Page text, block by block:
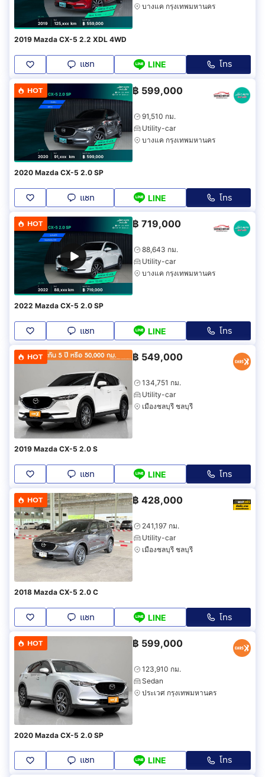
บางแค กรุงเทพมหานคร
2019 Mazda CX-5 2.2 XDL 4WD
แชท LINE โทร
HOT ฿ 599,000
91,510 กม.
Utility-car
บางแค กรุงเทพมหานคร
2020 Mazda CX-5 2.0 SP
แชท LINE โทร
HOT ฿ 719,000
88,643 กม.
Utility-car
บางแค กรุงเทพมหานคร
2022 Mazda CX-5 2.0 SP
แชท LINE โทร
HOT ฿ 549,000
134,751 กม.
Utility-car
เมืองชลบุรี ชลบุรี
2019 Mazda CX-5 2.0 S
แชท LINE โทร
HOT ฿ 428,000
241,197 กม.
Utility-car
เมืองชลบุรี ชลบุรี
2018 Mazda CX-5 2.0 C
แชท LINE โทร
HOT ฿ 599,000
123,910 กม.
Sedan
ประเวศ กรุงเทพมหานคร
2020 Mazda CX-5 2.0 SP
แชท LINE โทร